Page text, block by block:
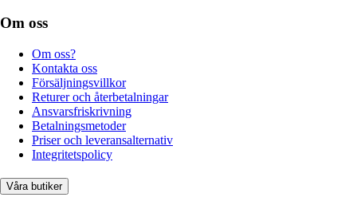
Om oss
Om oss?
Kontakta oss
Försäljningsvillkor
Returer och återbetalningar
Ansvarsfriskrivning
Betalningsmetoder
Priser och leveransalternativ
Integritetspolicy
Våra butiker